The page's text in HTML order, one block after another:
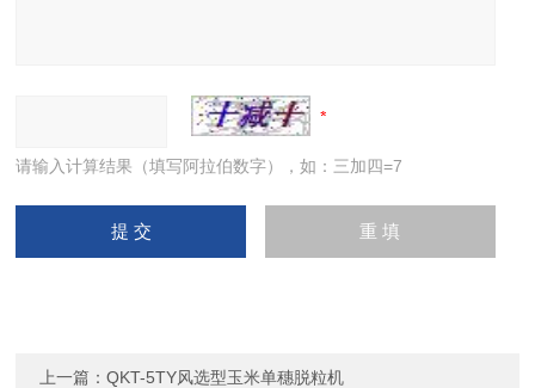
请输入计算结果（填写阿拉伯数字），如：三加四=7
上一篇：QKT-5TY风选型玉米单穗脱粒机